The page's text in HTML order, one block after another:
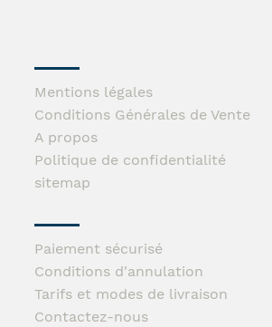
Mentions légales
Conditions Générales de Vente
A propos
Politique de confidentialité
sitemap
Paiement sécurisé
Conditions d'annulation
Tarifs et modes de livraison
Contactez-nous